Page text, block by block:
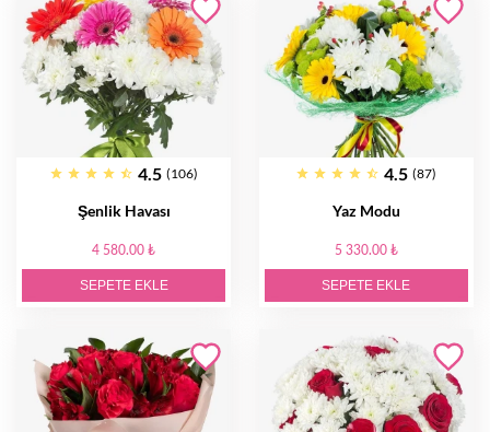
4.5 (106)
Şenlik Havası
4 580.00 ₺
SEPETE EKLE
4.5 (87)
Yaz Modu
5 330.00 ₺
SEPETE EKLE